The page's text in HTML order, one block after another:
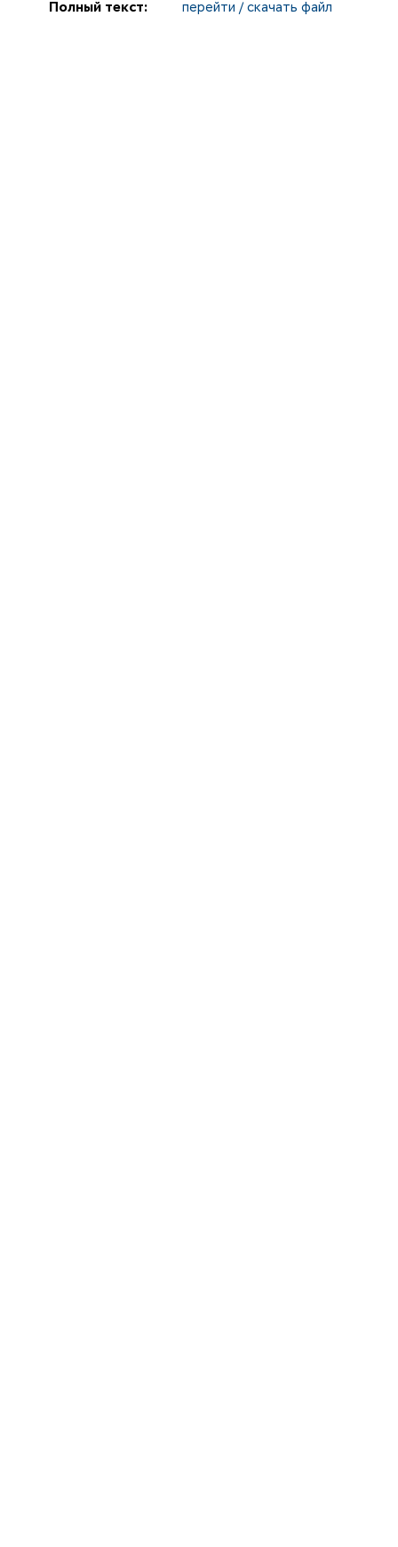
Полный текст:
перейти / скачать файл